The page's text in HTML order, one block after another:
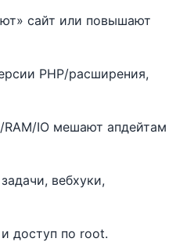
сайт или повышают
PHP/расширения,
RAM/IO мешают апдейтам
вебхуки,
доступ по root.